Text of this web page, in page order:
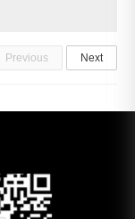
Previous Next